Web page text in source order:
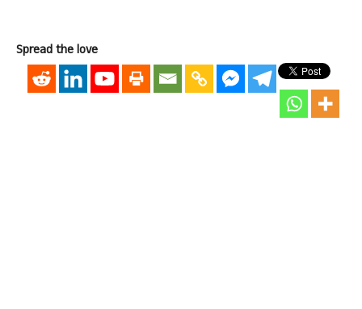
Spread the love